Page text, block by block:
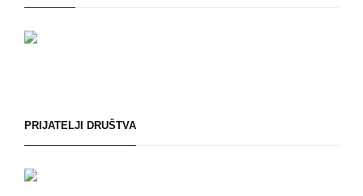
PRIJATELJI DRUŠTVA